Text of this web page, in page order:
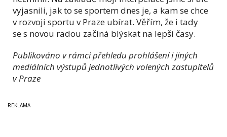
vyjasnili, jak to se sportem dnes je, a kam se chce
v rozvoji sportu v Praze ubírat. Věřím, že i tady
se s novou radou začíná blýskat na lepší časy.
Publikováno v rámci přehledu prohlášení i jiných
mediálních výstupů jednotlivých volených zastupitelů
v Praze